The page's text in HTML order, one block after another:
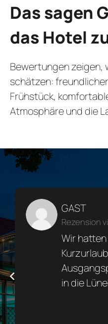
Das sagen
das Hotel
Bewertungen zeigen,
schätzen:
Frühstück,
Atmosphäre und die
GAST
Rezension
Wir
in die